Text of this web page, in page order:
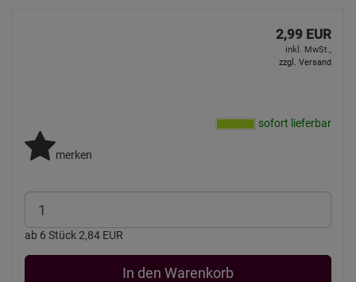
2,99 EUR
inkl. MwSt.,
zzgl. Versand
sofort lieferbar
merken
ab 6 Stück 2,84 EUR
In den Warenkorb